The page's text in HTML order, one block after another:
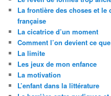
La frontière des choses et le
française
La cicatrice d’un moment
Comment l’on devient ce
La limite
Les jeux de mon enfance
La motivation
L’enfant dans la littérature